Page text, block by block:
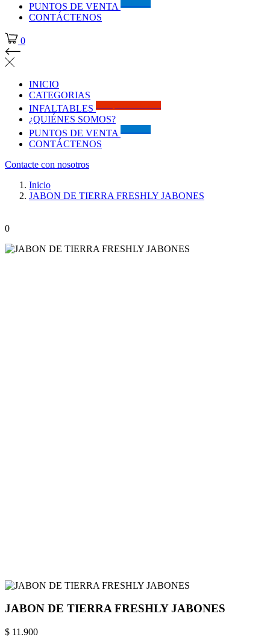
PUNTOS DE VENTA
CONTÁCTENOS
0
INICIO
CATEGORIAS
INFALTABLES
¿QUIÉNES SOMOS?
PUNTOS DE VENTA
CONTÁCTENOS
Contacte con nosotros
Inicio
JABON DE TIERRA FRESHLY JABONES
0
JABON DE TIERRA FRESHLY JABONES
$ 11.900